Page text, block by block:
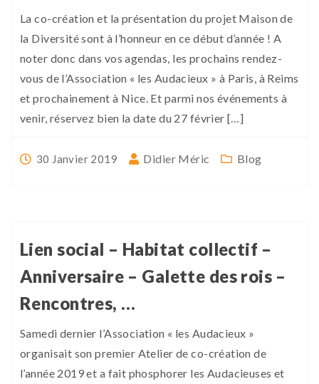
La co-création et la présentation du projet Maison de
la Diversité sont à l’honneur en ce début d’année ! A
noter donc dans vos agendas, les prochains rendez-
vous de l’Association « les Audacieux » à Paris, à Reims
et prochainement à Nice. Et parmi nos événements à
venir, réservez bien la date du 27 février […]
30 Janvier 2019 Didier Méric Blog
Lien social – Habitat collectif –
Anniversaire – Galette des rois –
Rencontres, …
Samedi dernier l’Association « les Audacieux »
organisait son premier Atelier de co-création de
l’année 2019 et a fait phosphorer les Audacieuses et